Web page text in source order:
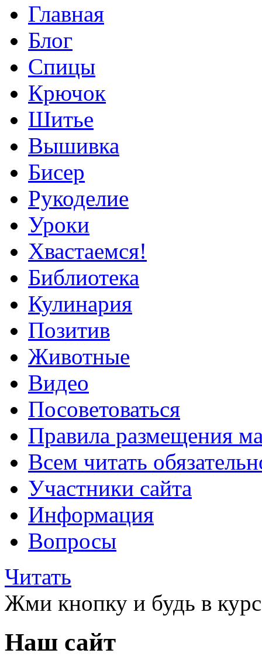
Главная
Блог
Спицы
Крючок
Шитье
Вышивка
Бисер
Рукоделие
Уроки
Хвастаемся!
Библиотека
Кулинария
Позитив
Животные
Видео
Посоветоваться
Правила размещения
Всем читать
Участники сайта
Информация
Вопросы
Читать
Жми кнопку и будь в
Наш сайт